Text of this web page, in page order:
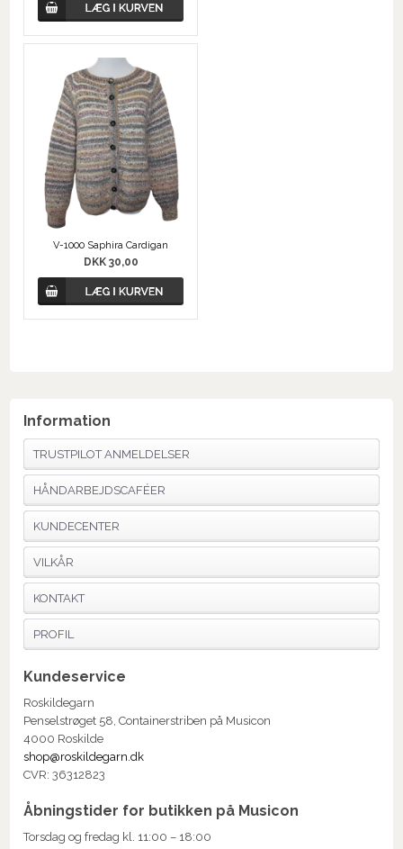
V-1000 Saphira Cardigan
DKK 30,00
Information
TRUSTPILOT ANMELDELSER
HÅNDARBEJDSCAFÉER
KUNDECENTER
VILKÅR
KONTAKT
PROFIL
Kundeservice
Roskildegarn
Penselstrøget 58, Containerstriben på Musicon
4000 Roskilde
shop@roskildegarn.dk
CVR: 36312823
Åbningstider for butikken på Musicon
Torsdag og fredag kl. 11:00 – 18:00